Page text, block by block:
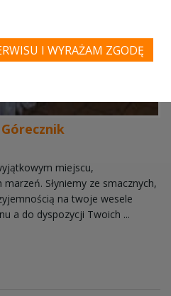
miejscu,
Słyniemy ze smacznych,
na twoje wesele
a do dyspozycji Twoich ...
I WYRAŻAM ZGODĘ